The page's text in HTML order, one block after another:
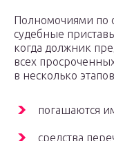
Полномочиями по
судебные
когда должник
всех
в несколько
погашаются
средства